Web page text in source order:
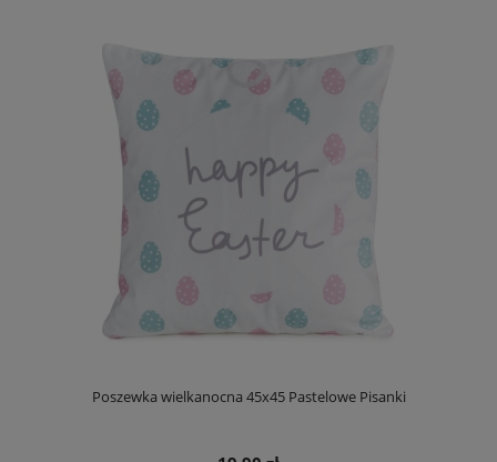
Poszewka wielkanocna 45x45 Pastelowe Pisanki